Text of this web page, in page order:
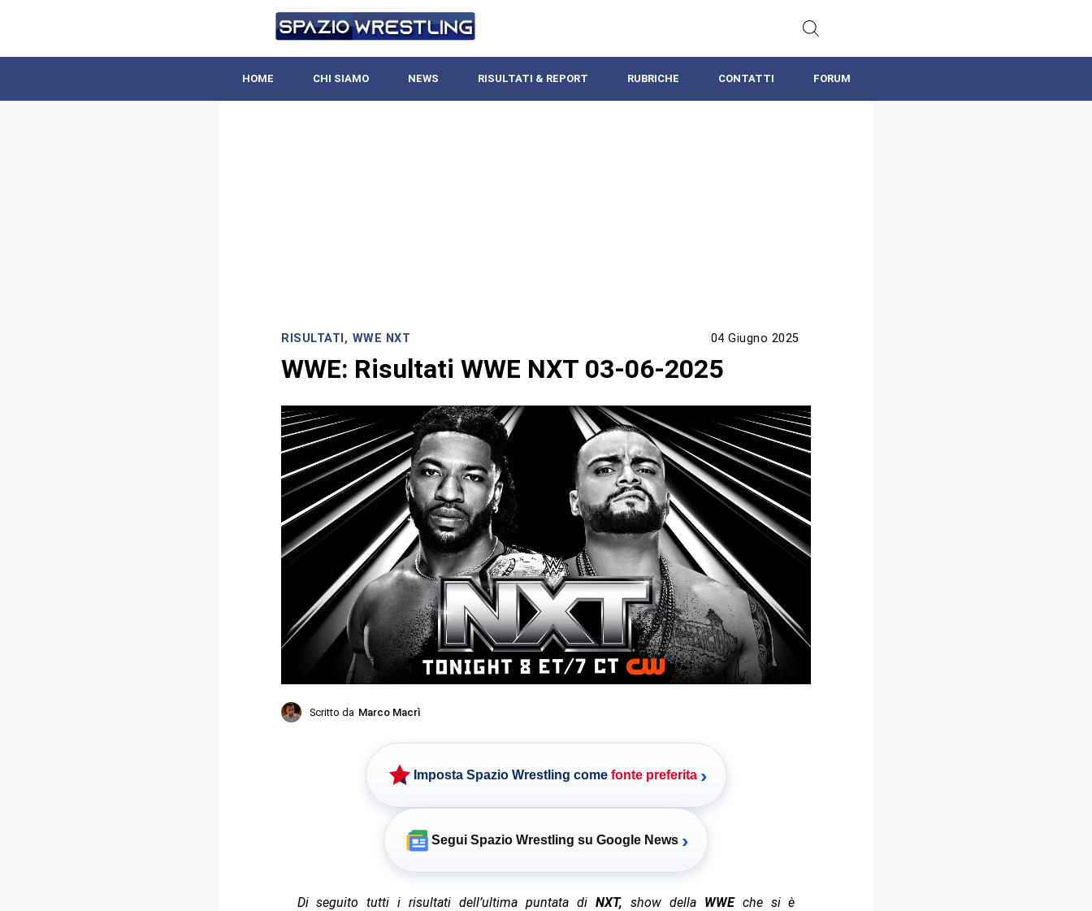
HOME CHI SIAMO NEWS RISULTATI & REPORT RUBRICHE CONTATTI FORUM
RISULTATI, WWE NXT 04 Giugno 2025
WWE: Risultati WWE NXT 03-06-2025
Scritto da Marco Macrì
Imposta Spazio Wrestling come fonte preferita ›
Segui Spazio Wrestling su Google News ›
Di seguito tutti i risultati dell’ultima puntata di NXT, show della WWEche si è